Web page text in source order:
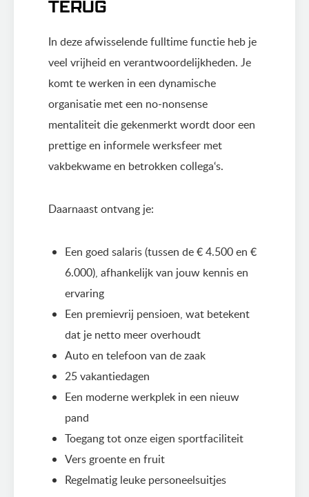
TERUG
In deze afwisselende fulltime functie heb je
veel vrijheid en verantwoordelijkheden. Je
komt te werken in een dynamische
organisatie met een no-nonsense
mentaliteit die gekenmerkt wordt door een
prettige en informele werksfeer met
vakbekwame en betrokken collega‘s.
Daarnaast ontvang je:
Een goed salaris (tussen de € 4.500 en €
6.000), afhankelijk van jouw kennis en
ervaring
Een premievrij pensioen, wat betekent
dat je netto meer overhoudt
Auto en telefoon van de zaak
25 vakantiedagen
Een moderne werkplek in een nieuw
pand
Toegang tot onze eigen sportfaciliteit
Vers groente en fruit
Regelmatig leuke personeelsuitjes